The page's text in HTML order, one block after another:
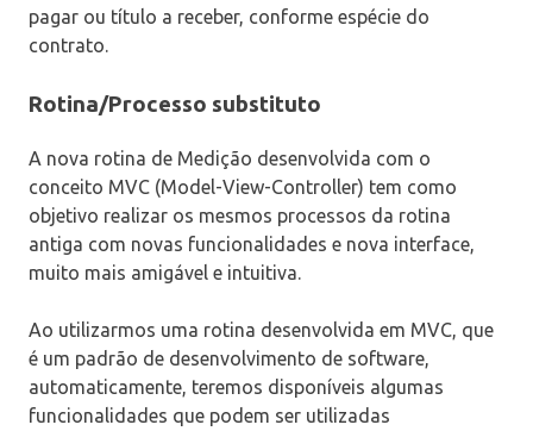
pagar ou título a receber, conforme espécie do
contrato.
Rotina/Processo substituto
A nova rotina de Medição desenvolvida com o
conceito MVC (Model-View-Controller) tem como
objetivo realizar os mesmos processos da rotina
antiga com novas funcionalidades e nova interface,
muito mais amigável e intuitiva.
Ao utilizarmos uma rotina desenvolvida em MVC, que
é um padrão de desenvolvimento de software,
automaticamente, teremos disponíveis algumas
funcionalidades que podem ser utilizadas